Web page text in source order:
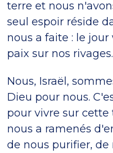
terre et nous
seul espoir réside
nous a faite : le
paix sur nos rivages.
Nous, Israël,
Dieu pour nous.
pour vivre sur cette
nous a ramenés
de nous purifier,